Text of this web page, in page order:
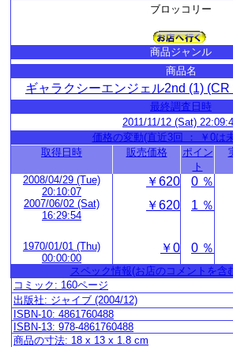
ブロッコリー
商品ジャンル
商品名
ギャラクシーエンジェル2nd (1) (CR
最終調査日時
2011/11/12 (Sat)
価格の変動(直近3回 ： ￥0は
取得日時
販売価格
ポイン
ト
2008/04/29 (Tue)
20:10:07
￥620 0 ％
2007/06/02 (Sat)
16:29:54
￥620 1 ％
1970/01/01 (Thu)
00:00:00
￥0 0 ％
スペック情報(お店のコメントを含
コミック: 160ページ
出版社: ジャイブ (2004/12)
ISBN-10: 4861760488
ISBN-13: 978-4861760488
商品の寸法: 18 x 13 x 1.8 cm